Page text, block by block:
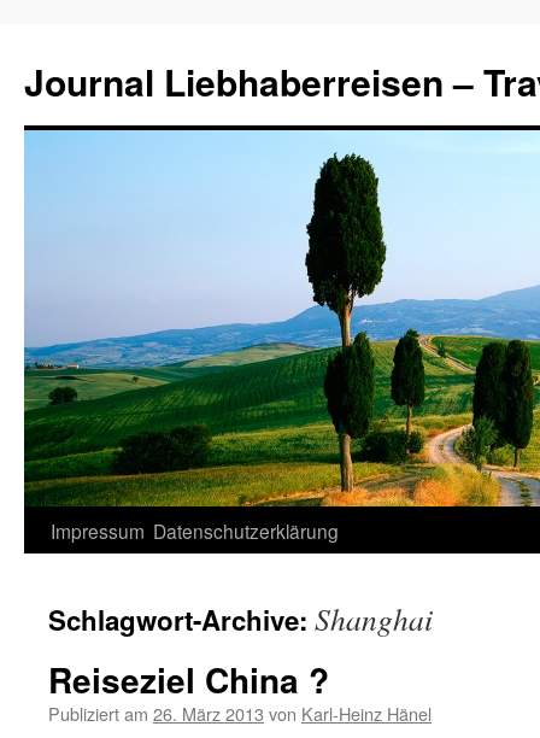
Journal Liebhaberreisen –
Zum
springen
Impressum Datenschutzerklärung
Schlagwort-Archive: Shanghai
Reiseziel China ?
Publiziert am 26. März 2013 von Karl-Heinz Hänel